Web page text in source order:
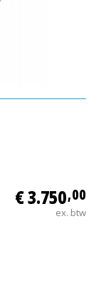
€ 3.750,00
ex. btw